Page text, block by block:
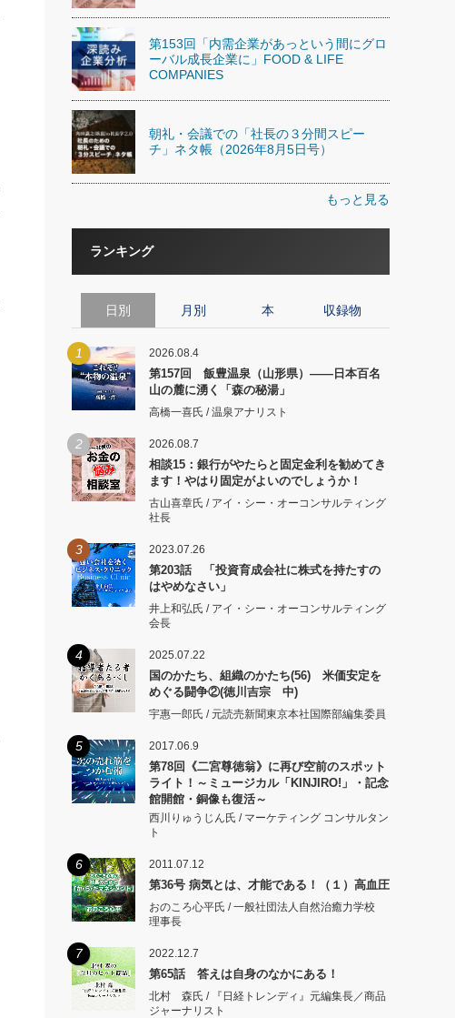
第153回「内需企業があっという間にグロ
ーバル成長企業に」FOOD & LIFE
COMPANIES
朝礼・会議での「社長の３分間スピー
チ」ネタ帳（2026年8月5日号）
もっと見る
ランキング
日別 月別 本 収録物
1 2026.08.4
第157回 飯豊温泉（山形県）――日本百名
山の麓に湧く「森の秘湯」
高橋一喜氏 / 温泉アナリスト
2 2026.08.7
相談15：銀行がやたらと固定金利を勧めてき
ます！やはり固定がよいのでしょうか！
古山喜章氏 / アイ・シー・オーコンサルティング
社長
3 2023.07.26
第203話 「投資育成会社に株式を持たすの
はやめなさい」
井上和弘氏 / アイ・シー・オーコンサルティング
会長
4 2025.07.22
国のかたち、組織のかたち(56) 米価安定を
めぐる闘争②(徳川吉宗 中)
宇惠一郎氏 / 元読売新聞東京本社国際部編集委員
5 2017.06.9
第78回《二宮尊徳翁》に再び空前のスポット
ライト！～ミュージカル「KINJIRO!」・記念
館開館・銅像も復活～
西川りゅうじん氏 / マーケティング コンサルタン
ト
6 2011.07.12
第36号 病気とは、才能である！（１）高血圧
おのころ心平氏 / 一般社団法人自然治癒力学校
理事長
7 2022.12.7
第65話 答えは自身のなかにある！
北村 森氏 / 『日経トレンディ』元編集長／商品
ジャーナリスト